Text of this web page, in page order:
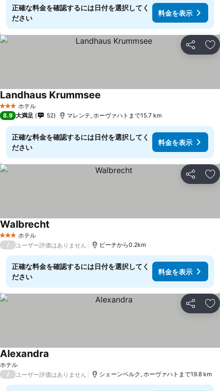
正確な料金を確認するには日付を選択してく
ださい
料金を表示
シェア お
3 ホテルのランク
ホテル
Landhaus Krummsee
8.9 大満足 52 マレンテ, ホーヴァハトまで15.7 km
正確な料金を確認するには日付を選択してく
ださい
料金を表示
シェア お
3 ホテルのランク
ホテル
Walbrecht
/ ユーザー評価はありません ビーチから0.2km
正確な料金を確認するには日付を選択してく
ださい
料金を表示
シェア お
ホテル
Alexandra
/ ユーザー評価はありません シェーンベルク, ホーヴァハトまで19.8 km